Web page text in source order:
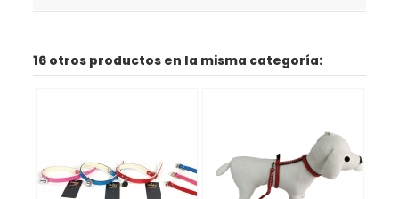
16 otros productos en la misma categoría: